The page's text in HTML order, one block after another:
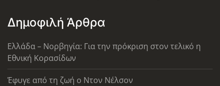
Δημοφιλή Άρθρα
Ελλάδα – Νορβηγία: Για την πρόκριση στον τελικό η
Εθνική Κορασίδων
Έφυγε από τη ζωή ο Ντον Νέλσον